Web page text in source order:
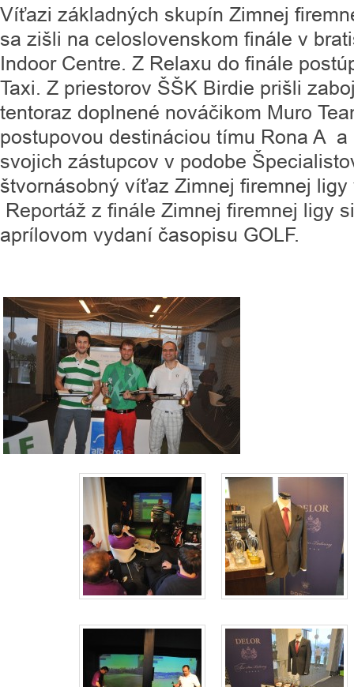
Víťazi základných skupín Zimnej
sa zišli na celoslovenskom finále v
Indoor Centre. Z Relaxu do finále
Taxi. Z priestorov ŠŠK Birdie prišli
tentoraz doplnené nováčikom Muro
postupovou destináciou tímu Rona A
svojich zástupcov v podobe
štvornásobný víťaz Zimnej firemnej
Reportáž z finále Zimnej firemnej ligy
aprílovom vydaní časopisu GOLF.